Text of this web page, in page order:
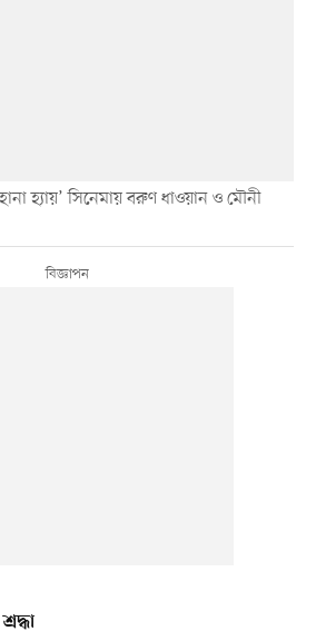
হ্যায়’ সিনেমায় বরুণ ধাওয়ান ও মৌনী